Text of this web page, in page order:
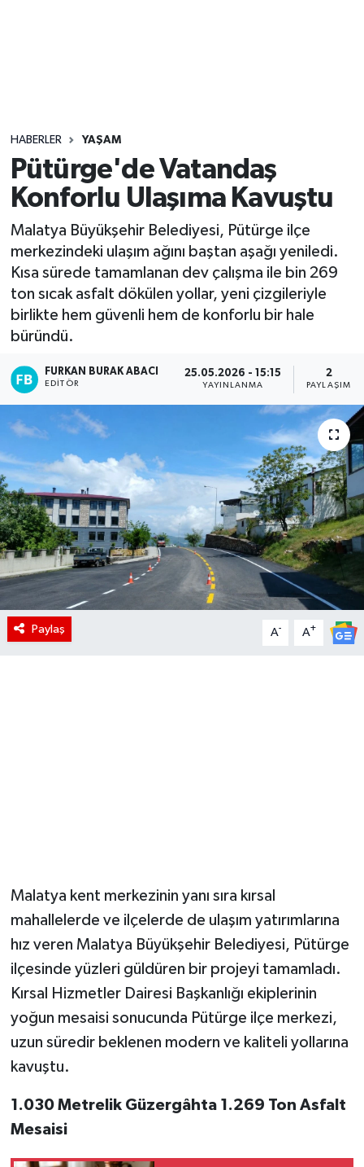
HABERLER YAŞAM
Pütürge'de Vatandaş
Konforlu Ulaşıma Kavuştu
Malatya Büyükşehir Belediyesi, Pütürge ilçe
merkezindeki ulaşım ağını baştan aşağı yeniledi.
Kısa sürede tamamlanan dev çalışma ile bin 269
ton sıcak asfalt dökülen yollar, yeni çizgileriyle
birlikte hem güvenli hem de konforlu bir hale
büründü.
FURKAN BURAK ABACI
EDITÖR
25.05.2026 - 15:15
YAYINLANMA
2
PAYLAŞIM
Paylaş A- A+
Malatya kent merkezinin yanı sıra kırsal
mahallelerde ve ilçelerde de ulaşım yatırımlarına
hız veren Malatya Büyükşehir Belediyesi, Pütürge
ilçesinde yüzleri güldüren bir projeyi tamamladı.
Kırsal Hizmetler Dairesi Başkanlığı ekiplerinin
yoğun mesaisi sonucunda Pütürge ilçe merkezi,
uzun süredir beklenen modern ve kaliteli yollarına
kavuştu.
1.030 Metrelik Güzergâhta 1.269 Ton Asfalt
Mesaisi
Yaşam